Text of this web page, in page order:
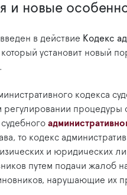
и новые
в действие Кодекс
установит новый
кодекса
регулировании
то кодекс
и юридических
путем подачи жалоб
нарушающие их